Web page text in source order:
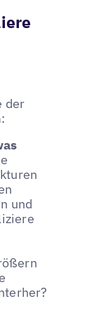
der
und